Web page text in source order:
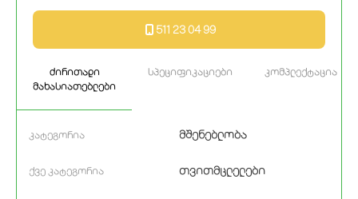
ძირითადი
მახასიათებლები
სპეციფიკაციები კომპლექტაცია
კატეგორია მშენებლობა
ქვე კატეგორია თვითმცლელები
511 23 04 99